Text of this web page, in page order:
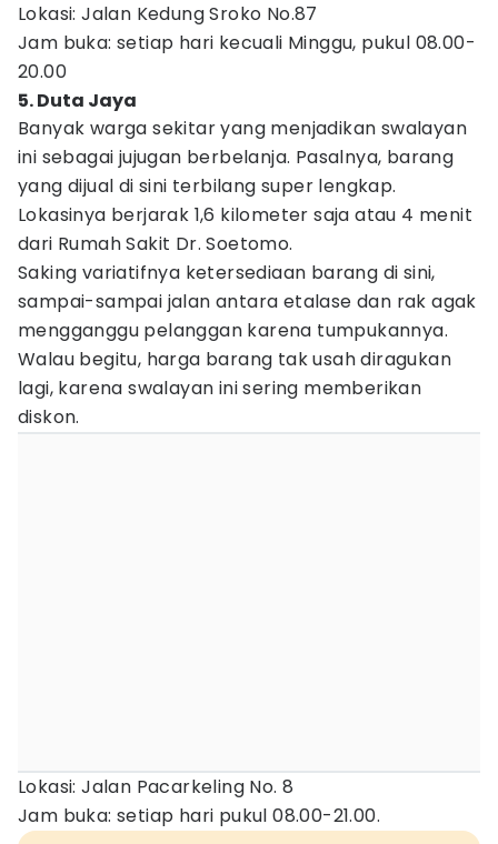
Lokasi: Jalan Kedung Sroko No.87
Jam buka: setiap hari kecuali Minggu, pukul 08.00-
20.00
5. Duta Jaya
Banyak warga sekitar yang menjadikan swalayan
ini sebagai jujugan berbelanja. Pasalnya, barang
yang dijual di sini terbilang super lengkap.
Lokasinya berjarak 1,6 kilometer saja atau 4 menit
dari Rumah Sakit Dr. Soetomo.
Saking variatifnya ketersediaan barang di sini,
sampai-sampai jalan antara etalase dan rak agak
mengganggu pelanggan karena tumpukannya.
Walau begitu, harga barang tak usah diragukan
lagi, karena swalayan ini sering memberikan
diskon.
Lokasi: Jalan Pacarkeling No. 8
Jam buka: setiap hari pukul 08.00-21.00.